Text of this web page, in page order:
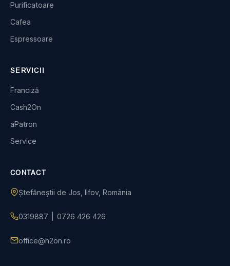
Purificatoare
Cafea
Espressoare
SERVICII
Franciză
Cash2On
aPatron
Service
CONTACT
Ștefăneștii de Jos, Ilfov, România
0319887 0726 426 426
office@h2on.ro